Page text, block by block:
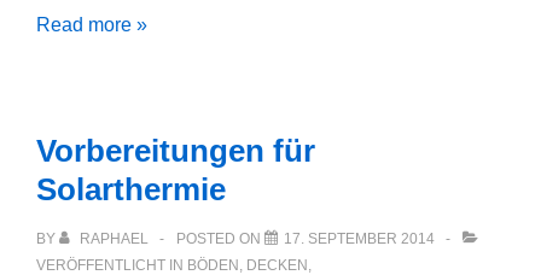
Feuchtgebiete
Read more »
Vorbereitungen für
Solarthermie
BY RAPHAEL POSTED ON
17. SEPTEMBER 2014
VERÖFFENTLICHT IN BÖDEN , DECKEN ,